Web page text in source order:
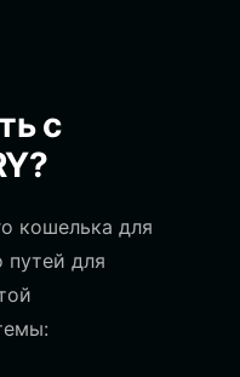
с
кошелька для
путей для